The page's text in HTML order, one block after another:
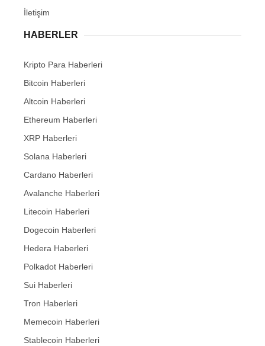
İletişim
HABERLER
Kripto Para Haberleri
Bitcoin Haberleri
Altcoin Haberleri
Ethereum Haberleri
XRP Haberleri
Solana Haberleri
Cardano Haberleri
Avalanche Haberleri
Litecoin Haberleri
Dogecoin Haberleri
Hedera Haberleri
Polkadot Haberleri
Sui Haberleri
Tron Haberleri
Memecoin Haberleri
Stablecoin Haberleri